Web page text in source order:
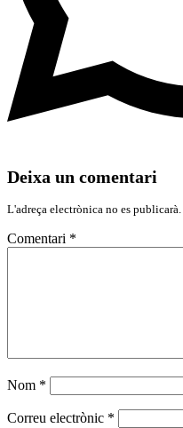
Deixa un comentari
L'adreça electrònica no es publicarà.
Comentari *
Nom *
Correu electrònic *